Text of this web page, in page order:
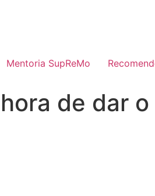
Mentoria SupReMo
de dar